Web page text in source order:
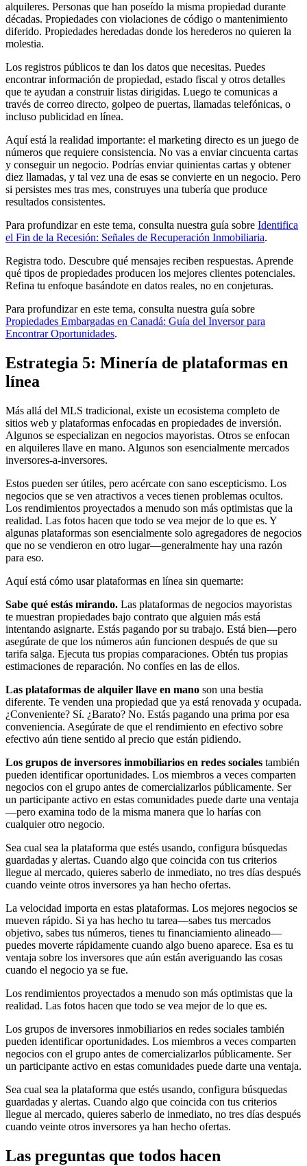
alquileres. Personas que han poseído la misma propiedad durante
décadas. Propiedades con violaciones de código o mantenimiento
diferido. Propiedades heredadas donde los herederos no quieren la
molestia.
Los registros públicos te dan los datos que necesitas. Puedes
encontrar información de propiedad, estado fiscal y otros detalles
que te ayudan a construir listas dirigidas. Luego te comunicas a
través de correo directo, golpeo de puertas, llamadas telefónicas, o
incluso publicidad en línea.
Aquí está la realidad importante: el marketing directo es un juego de
números que requiere consistencia. No vas a enviar cincuenta cartas
y conseguir un negocio. Podrías enviar quinientas cartas y obtener
diez llamadas, y tal vez una de esas se convierte en un negocio. Pero
si persistes mes tras mes, construyes una tubería que produce
resultados consistentes.
Para profundizar en este tema, consulta nuestra guía sobre Identifica
el Fin de la Recesión: Señales de Recuperación Inmobiliaria.
Registra todo. Descubre qué mensajes reciben respuestas. Aprende
qué tipos de propiedades producen los mejores clientes potenciales.
Refina tu enfoque basándote en datos reales, no en conjeturas.
Para profundizar en este tema, consulta nuestra guía sobre
Propiedades Embargadas en Canadá: Guía del Inversor para
Encontrar Oportunidades.
Estrategia 5: Minería de plataformas en
línea
Más allá del MLS tradicional, existe un ecosistema completo de
sitios web y plataformas enfocadas en propiedades de inversión.
Algunos se especializan en negocios mayoristas. Otros se enfocan
en alquileres llave en mano. Algunos son esencialmente mercados
inversores-a-inversores.
Estos pueden ser útiles, pero acércate con sano escepticismo. Los
negocios que se ven atractivos a veces tienen problemas ocultos.
Los rendimientos proyectados a menudo son más optimistas que la
realidad. Las fotos hacen que todo se vea mejor de lo que es. Y
algunas plataformas son esencialmente solo agregadores de negocios
que no se vendieron en otro lugar—generalmente hay una razón
para eso.
Aquí está cómo usar plataformas en línea sin quemarte:
Sabe qué estás mirando. Las plataformas de negocios mayoristas
te muestran propiedades bajo contrato que alguien más está
intentando asignarte. Estás pagando por su trabajo. Está bien—pero
asegúrate de que los números aún funcionen después de que su
tarifa salga. Ejecuta tus propias comparaciones. Obtén tus propias
estimaciones de reparación. No confíes en las de ellos.
Las plataformas de alquiler llave en mano son una bestia
diferente. Te venden una propiedad que ya está renovada y ocupada.
¿Conveniente? Sí. ¿Barato? No. Estás pagando una prima por esa
conveniencia. Asegúrate de que el rendimiento en efectivo sobre
efectivo aún tiene sentido al precio que están pidiendo.
Los grupos de inversores inmobiliarios en redes sociales también
pueden identificar oportunidades. Los miembros a veces comparten
negocios con el grupo antes de comercializarlos públicamente. Ser
un participante activo en estas comunidades puede darte una ventaja
—pero examina todo de la misma manera que lo harías con
cualquier otro negocio.
Sea cual sea la plataforma que estés usando, configura búsquedas
guardadas y alertas. Cuando algo que coincida con tus criterios
llegue al mercado, quieres saberlo de inmediato, no tres días después
cuando veinte otros inversores ya han hecho ofertas.
La velocidad importa en estas plataformas. Los mejores negocios se
mueven rápido. Si ya has hecho tu tarea—sabes tus mercados
objetivo, sabes tus números, tienes tu financiamiento alineado—
puedes moverte rápidamente cuando algo bueno aparece. Esa es tu
ventaja sobre los inversores que aún están averiguando las cosas
cuando el negocio ya se fue.
Los rendimientos proyectados a menudo son más optimistas que la
realidad. Las fotos hacen que todo se vea mejor de lo que es.
Los grupos de inversores inmobiliarios en redes sociales también
pueden identificar oportunidades. Los miembros a veces comparten
negocios con el grupo antes de comercializarlos públicamente. Ser
un participante activo en estas comunidades puede darte una ventaja.
Sea cual sea la plataforma que estés usando, configura búsquedas
guardadas y alertas. Cuando algo que coincida con tus criterios
llegue al mercado, quieres saberlo de inmediato, no tres días después
cuando veinte otros inversores ya han hecho ofertas.
Las preguntas que todos hacen